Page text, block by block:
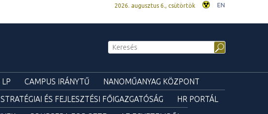
2026. augusztus 6., csütörtök EN
CAMPUS IRÁNYTŰ
NANOMŰANYAG KÖZPONT
STRATÉGIAI ÉS FEJLESZTÉSI FŐIGAZGATÓSÁG
HR PORTÁL